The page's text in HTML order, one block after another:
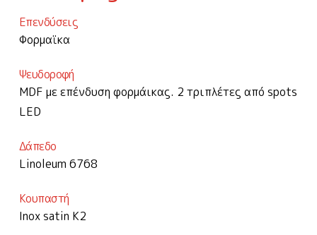
Επενδύσεις
Φορμαϊκα
Ψευδοροφή
MDF με επένδυση φορμάικας. 2 τριπλέτες από spots
LED
Δάπεδο
Linoleum 6768
Κουπαστή
Inox satin K2